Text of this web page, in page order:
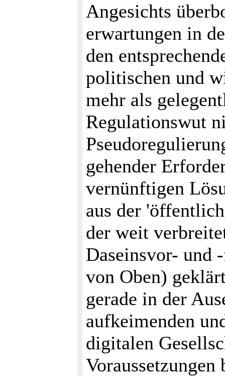
Angesichts
erwartungen in
den
politischen und
mehr als
Regulationswut
gehender
vernünftigen
aus der
der weit
Daseinsvor- und
von Oben)
gerade in der
aufkeimenden
digitalen